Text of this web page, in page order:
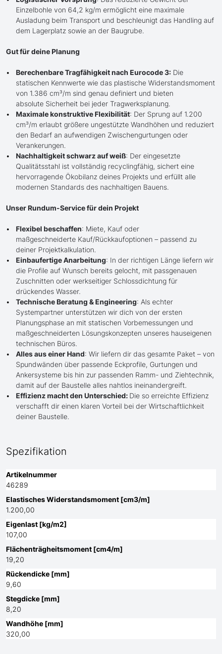
Einzelbohle von 64,2 kg/m ermöglicht eine maximale
Ausladung beim Transport und beschleunigt das Handling auf
dem Lagerplatz sowie an der Baugrube.
Gut für deine Planung
Berechenbare Tragfähigkeit nach Eurocode 3: Die
statischen Kennwerte wie das plastische Widerstandsmoment
von 1.386 cm³/m sind genau definiert und bieten
absolute Sicherheit bei jeder Tragwerksplanung.
Maximale konstruktive Flexibilität: Der Sprung auf 1.200
cm³/m erlaubt größere ungestützte Wandhöhen und reduziert
den Bedarf an aufwendigen Zwischengurtungen oder
Verankerungen.
Nachhaltigkeit schwarz auf weiß: Der eingesetzte
Qualitätsstahl ist vollständig recyclingfähig, sichert eine
hervorragende Ökobilanz deines Projekts und erfüllt alle
modernen Standards des nachhaltigen Bauens.
Unser Rundum-Service für dein Projekt
Flexibel beschaffen: Miete, Kauf oder
maßgeschneiderte Kauf/Rückkaufoptionen – passend zu
deiner Projektkalkulation.
Einbaufertige Anarbeitung: In der richtigen Länge liefern wir
die Profile auf Wunsch bereits gelocht, mit passgenauen
Zuschnitten oder werkseitiger Schlossdichtung für
drückendes Wasser.
Technische Beratung & Engineering: Als echter
Systempartner unterstützen wir dich von der ersten
Planungsphase an mit statischen Vorbemessungen und
maßgeschneiderten Lösungskonzepten unseres hauseigenen
technischen Büros.
Alles aus einer Hand: Wir liefern dir das gesamte Paket – von
Spundwänden über passende Eckprofile, Gurtungen und
Ankersysteme bis hin zur passenden Ramm- und Ziehtechnik,
damit auf der Baustelle alles nahtlos ineinandergreift.
Effizienz macht den Unterschied: Die so erreichte Effizienz
verschafft dir einen klaren Vorteil bei der Wirtschaftlichkeit
deiner Baustelle.
Spezifikation
Artikelnummer
46289
Elastisches Widerstandsmoment [cm3/m]
1.200,00
Eigenlast [kg/m2]
107,00
Flächenträgheitsmoment [cm4/m]
19,20
Rückendicke [mm]
9,60
Stegdicke [mm]
8,20
Wandhöhe [mm]
320,00